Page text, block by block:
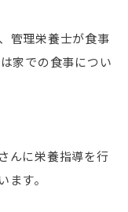
管理栄養士が食事
家での食事につい
んに栄養指導を行
す。